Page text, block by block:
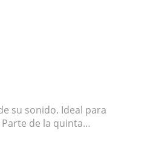
su sonido. Ideal para
de la quinta…